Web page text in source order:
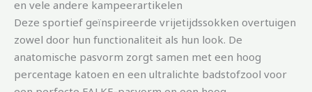
en vele andere kampeerartikelen
Deze sportief geïnspireerde vrijetijdssokken overtuigen
zowel door hun functionaliteit als hun look. De
anatomische pasvorm zorgt samen met een hoog
percentage katoen en een ultralichte badstofzool voor